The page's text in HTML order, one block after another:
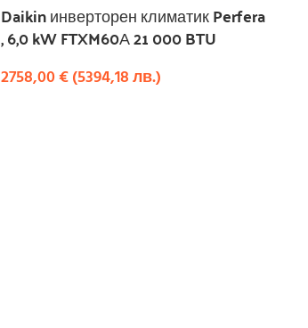
Daikin инверторен климатик Perfera
, 6,0 kW FTXM60А 21 000 BTU
2758,00€(5394,18лв.)